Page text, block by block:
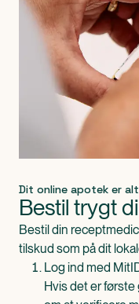
Dit online apotek er
Bestil trygt
Bestil din
tilskud som på dit
Log ind med
Hvis det er første